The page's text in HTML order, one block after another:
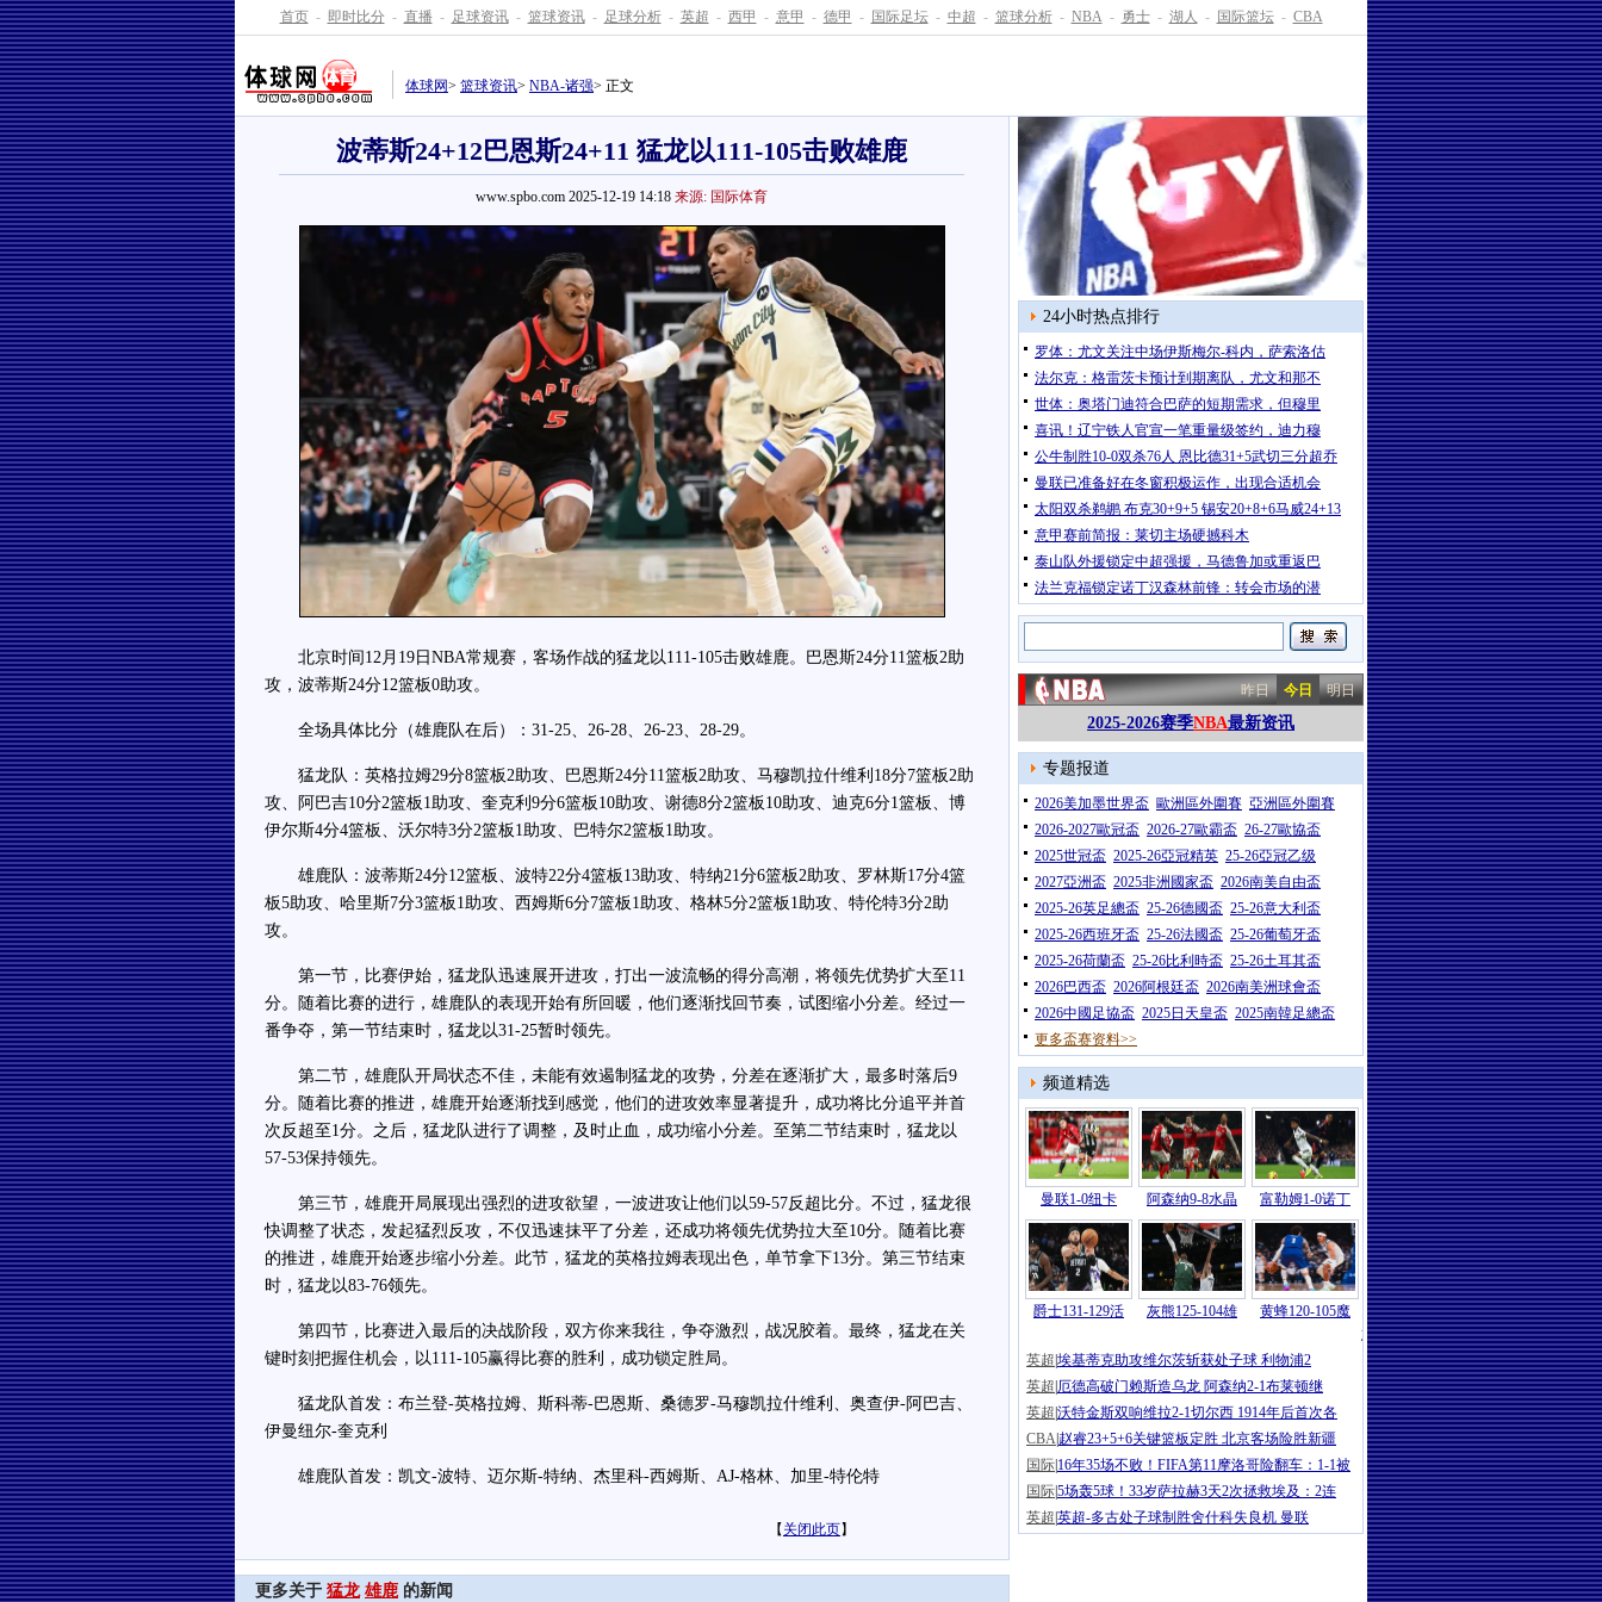
首页 - 即时比分 - 直播 - 足球资讯 - 篮球资讯 - 足球分析 - 英超 - 西甲 - 意甲 - 德甲 - 国际足坛 - 中超 - 篮球分析 - NBA - 勇士 - 湖人 - 国际篮坛 - CBA
体球网> 篮球资讯> NBA-诸强> 正文
波蒂斯24+12巴恩斯24+11 猛龙以111-105击败雄鹿
www.spbo.com 2025-12-19 14:18 来源: 国际体育
北京时间12月19日NBA常规赛，客场作战的猛龙以111-105击败雄鹿。巴恩斯24分11篮板2助
攻，波蒂斯24分12篮板0助攻。
全场具体比分（雄鹿队在后）：31-25、26-28、26-23、28-29。
猛龙队：英格拉姆29分8篮板2助攻、巴恩斯24分11篮板2助攻、马穆凯拉什维利18分7篮板2助
攻、阿巴吉10分2篮板1助攻、奎克利9分6篮板10助攻、谢德8分2篮板10助攻、迪克6分1篮板、博
伊尔斯4分4篮板、沃尔特3分2篮板1助攻、巴特尔2篮板1助攻。
雄鹿队：波蒂斯24分12篮板、波特22分4篮板13助攻、特纳21分6篮板2助攻、罗林斯17分4篮
板5助攻、哈里斯7分3篮板1助攻、西姆斯6分7篮板1助攻、格林5分2篮板1助攻、特伦特3分2助
攻。
第一节，比赛伊始，猛龙队迅速展开进攻，打出一波流畅的得分高潮，将领先优势扩大至11
分。随着比赛的进行，雄鹿队的表现开始有所回暖，他们逐渐找回节奏，试图缩小分差。经过一
番争夺，第一节结束时，猛龙以31-25暂时领先。
第二节，雄鹿队开局状态不佳，未能有效遏制猛龙的攻势，分差在逐渐扩大，最多时落后9
分。随着比赛的推进，雄鹿开始逐渐找到感觉，他们的进攻效率显著提升，成功将比分追平并首
次反超至1分。之后，猛龙队进行了调整，及时止血，成功缩小分差。至第二节结束时，猛龙以
57-53保持领先。
第三节，雄鹿开局展现出强烈的进攻欲望，一波进攻让他们以59-57反超比分。不过，猛龙很
快调整了状态，发起猛烈反攻，不仅迅速抹平了分差，还成功将领先优势拉大至10分。随着比赛
的推进，雄鹿开始逐步缩小分差。此节，猛龙的英格拉姆表现出色，单节拿下13分。第三节结束
时，猛龙以83-76领先。
第四节，比赛进入最后的决战阶段，双方你来我往，争夺激烈，战况胶着。最终，猛龙在关
键时刻把握住机会，以111-105赢得比赛的胜利，成功锁定胜局。
猛龙队首发：布兰登-英格拉姆、斯科蒂-巴恩斯、桑德罗-马穆凯拉什维利、奥查伊-阿巴吉、
伊曼纽尔-奎克利
雄鹿队首发：凯文-波特、迈尔斯-特纳、杰里科-西姆斯、AJ-格林、加里-特伦特
【 关闭此页】
更多关于 猛龙 雄鹿的新闻
24小时热点排行
罗体：尤文关注中场伊斯梅尔-科内，萨索洛估
法尔克：格雷茨卡预计到期离队，尤文和那不
世体：奥塔门迪符合巴萨的短期需求，但穆里
喜讯！辽宁铁人官宣一笔重量级签约，迪力穆
公牛制胜10-0双杀76人 恩比德31+5武切三分超乔
曼联已准备好在冬窗积极运作，出现合适机会
太阳双杀鹈鹕 布克30+9+5 锡安20+8+6马威24+13
意甲赛前简报：莱切主场硬撼科木
泰山队外援锁定中超强援，马德鲁加或重返巴
法兰克福锁定诺丁汉森林前锋：转会市场的潜
昨日 今日 明日
2025-2026赛季NBA最新资讯
专题报道
2026美加墨世界盃 歐洲區外圍賽 亞洲區外圍賽
2026-2027歐冠盃 2026-27歐霸盃 26-27歐協盃
2025世冠盃 2025-26亞冠精英 25-26亞冠乙级
2027亞洲盃 2025非洲國家盃 2026南美自由盃
2025-26英足總盃 25-26德國盃 25-26意大利盃
2025-26西班牙盃 25-26法國盃 25-26葡萄牙盃
2025-26荷蘭盃 25-26比利時盃 25-26土耳其盃
2026巴西盃 2026阿根廷盃 2026南美洲球會盃
2026中國足協盃 2025日天皇盃 2025南韓足總盃
更多盃赛资料>>
频道精选
曼联1-0纽卡 阿森纳9-8水晶 富勒姆1-0诺丁
爵士131-129活 灰熊125-104雄
黄蜂120-105魔
意甲|卡卢卢破门伊尔迪兹建功 尤文2-
英超 埃基蒂克助攻维尔茨斩获处子球 利物浦2
英超 厄德高破门赖斯造乌龙 阿森纳2-1布莱顿继
英超 沃特金斯双响维拉2-1切尔西 1914年后首次各
CBA 赵睿23+5+6关键篮板定胜 北京客场险胜新疆
国际 16年35场不败！FIFA第11摩洛哥险翻车：1-1被
国际5场轰5球！33岁萨拉赫3天2次拯救埃及：2连
英超 英超-多古处子球制胜舍什科失良机 曼联